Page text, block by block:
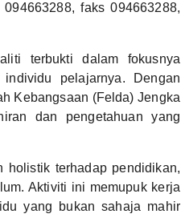
faks 094663288,
terbukti dalam fokusnya
pelajarnya. Dengan
Kebangsaan (Felda) Jengka
dan pengetahuan yang
holistik terhadap pendidikan,
Aktiviti ini memupuk kerja
yang bukan sahaja mahir